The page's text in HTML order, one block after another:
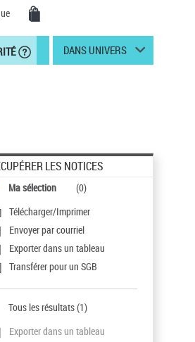
DANS UNIVERS
LES NOTICES
Ma sélection (0)
Télécharger/Imprimer
Envoyer par courriel
Exporter dans un tableau
Transférer pour un SGB
Tous les résultats(1)
Exporter dans un tableau